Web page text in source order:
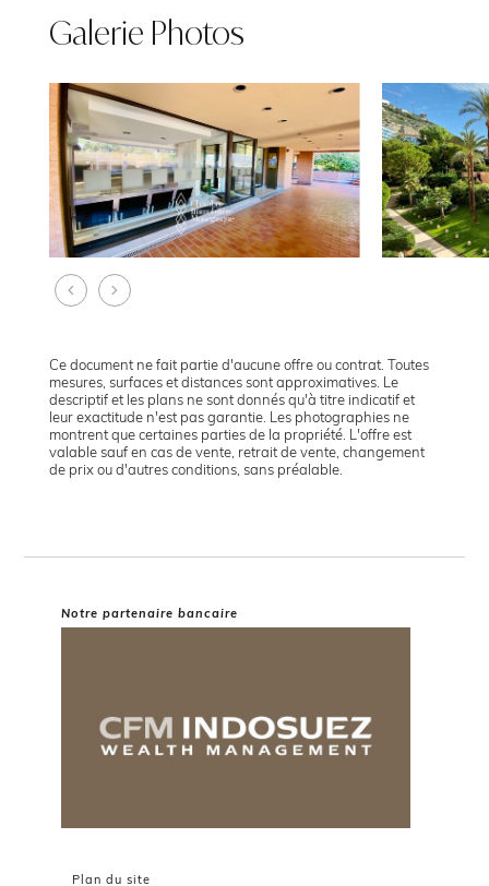
Galerie Photos
Ce document ne fait partie d'aucune offre ou contrat. Toutes
mesures, surfaces et distances sont approximatives. Le
descriptif et les plans ne sont donnés qu'à titre indicatif et
leur exactitude n'est pas garantie. Les photographies ne
montrent que certaines parties de la propriété. L'offre est
valable sauf en cas de vente, retrait de vente, changement
de prix ou d'autres conditions, sans préalable.
Notre partenaire bancaire
Plan du site